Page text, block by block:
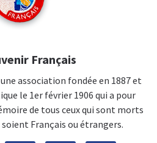
Français
association fondée en 1887 et
le 1er février 1906 qui a pour
de tous ceux qui sont morts
soient Français ou étrangers.